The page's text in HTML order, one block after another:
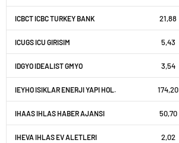
ICBCT ICBC TURKEY BANK 21,88
ICUGS ICU GIRISIM 5,43
IDGYO IDEALIST GMYO 3,54
IEYHO ISIKLAR ENERJI YAPI HOL. 174,20
IHAAS IHLAS HABER AJANSI 50,70
IHEVA IHLAS EV ALETLERI 2,02